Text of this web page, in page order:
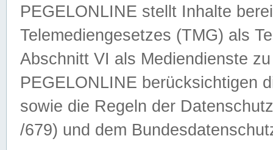
PEGELONLINE stellt Inhalte
Telemediengesetzes (TMG) als
Abschnitt VI als Mediendienste
PEGELONLINE berücksichtigen
sowie die Regeln der
/679) und dem